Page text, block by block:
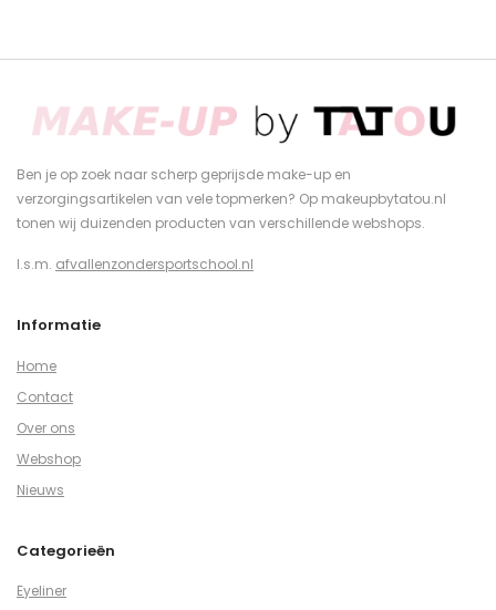
Ben je op zoek naar scherp geprijsde make-up en
verzorgingsartikelen van vele topmerken? Op makeupbytatou.nl
tonen wij duizenden producten van verschillende webshops.
I.s.m. afvallenzondersportschool.nl
Informatie
Home
Contact
Over ons
Webshop
Nieuws
Categorieën
Eyeliner